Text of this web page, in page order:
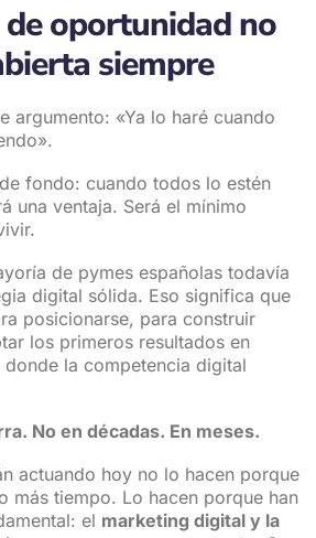
oportunidad no
siempre
argumento: «Ya lo haré cuando
fondo: cuando todos lo estén
una ventaja. Será el mínimo
de pymes españolas todavía
digital sólida. Eso significa que
posicionarse, para construir
los primeros resultados en
la competencia digital
No en décadas. En meses.
actuando hoy no lo hacen porque
más tiempo. Lo hacen porque han
el marketing digital y la